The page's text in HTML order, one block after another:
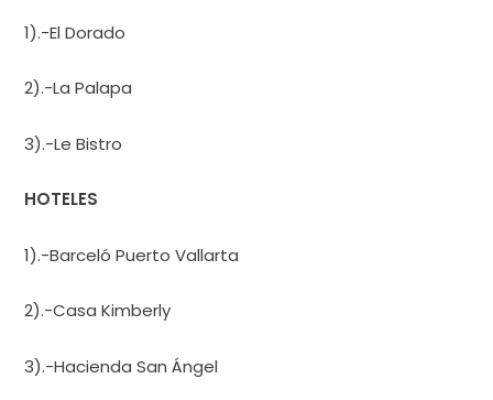
1).-El Dorado
2).-La Palapa
3).-Le Bistro
HOTELES
1).-Barceló Puerto Vallarta
2).-Casa Kimberly
3).-Hacienda San Ángel